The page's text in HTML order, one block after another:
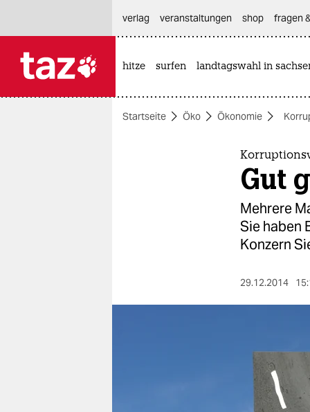
themen
verlag
veranstaltungen shop fragen
hitze surfen landtagswahl in
Startseite Öko Ökonomie
Gut
Mehrere
Sie haben
Konzern
29.12.2014